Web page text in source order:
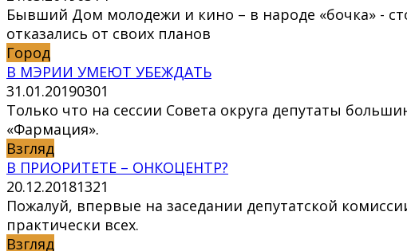
Бывший Дом молодежи и кино – в народе «бочка» -
отказались от своих планов
Город
В МЭРИИ УМЕЮТ УБЕЖДАТЬ
31.01.20190301
Только что на сессии Совета округа депутаты
«Фармация».
Взгляд
В ПРИОРИТЕТЕ – ОНКОЦЕНТР?
20.12.20181321
Пожалуй, впервые на заседании депутатской
практически всех.
Взгляд